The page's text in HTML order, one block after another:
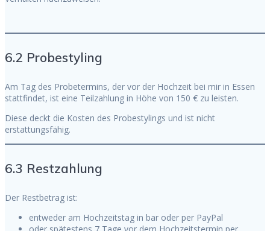
6.2 Probestyling
Am Tag des Probetermins, der vor der Hochzeit bei mir in Essen
stattfindet, ist eine Teilzahlung in Höhe von 150 € zu leisten.
Diese deckt die Kosten des Probestylings und ist nicht
erstattungsfähig.
6.3 Restzahlung
Der Restbetrag ist:
entweder am Hochzeitstag in bar oder per PayPal
oder spätestens 7 Tage vor dem Hochzeitstermin per